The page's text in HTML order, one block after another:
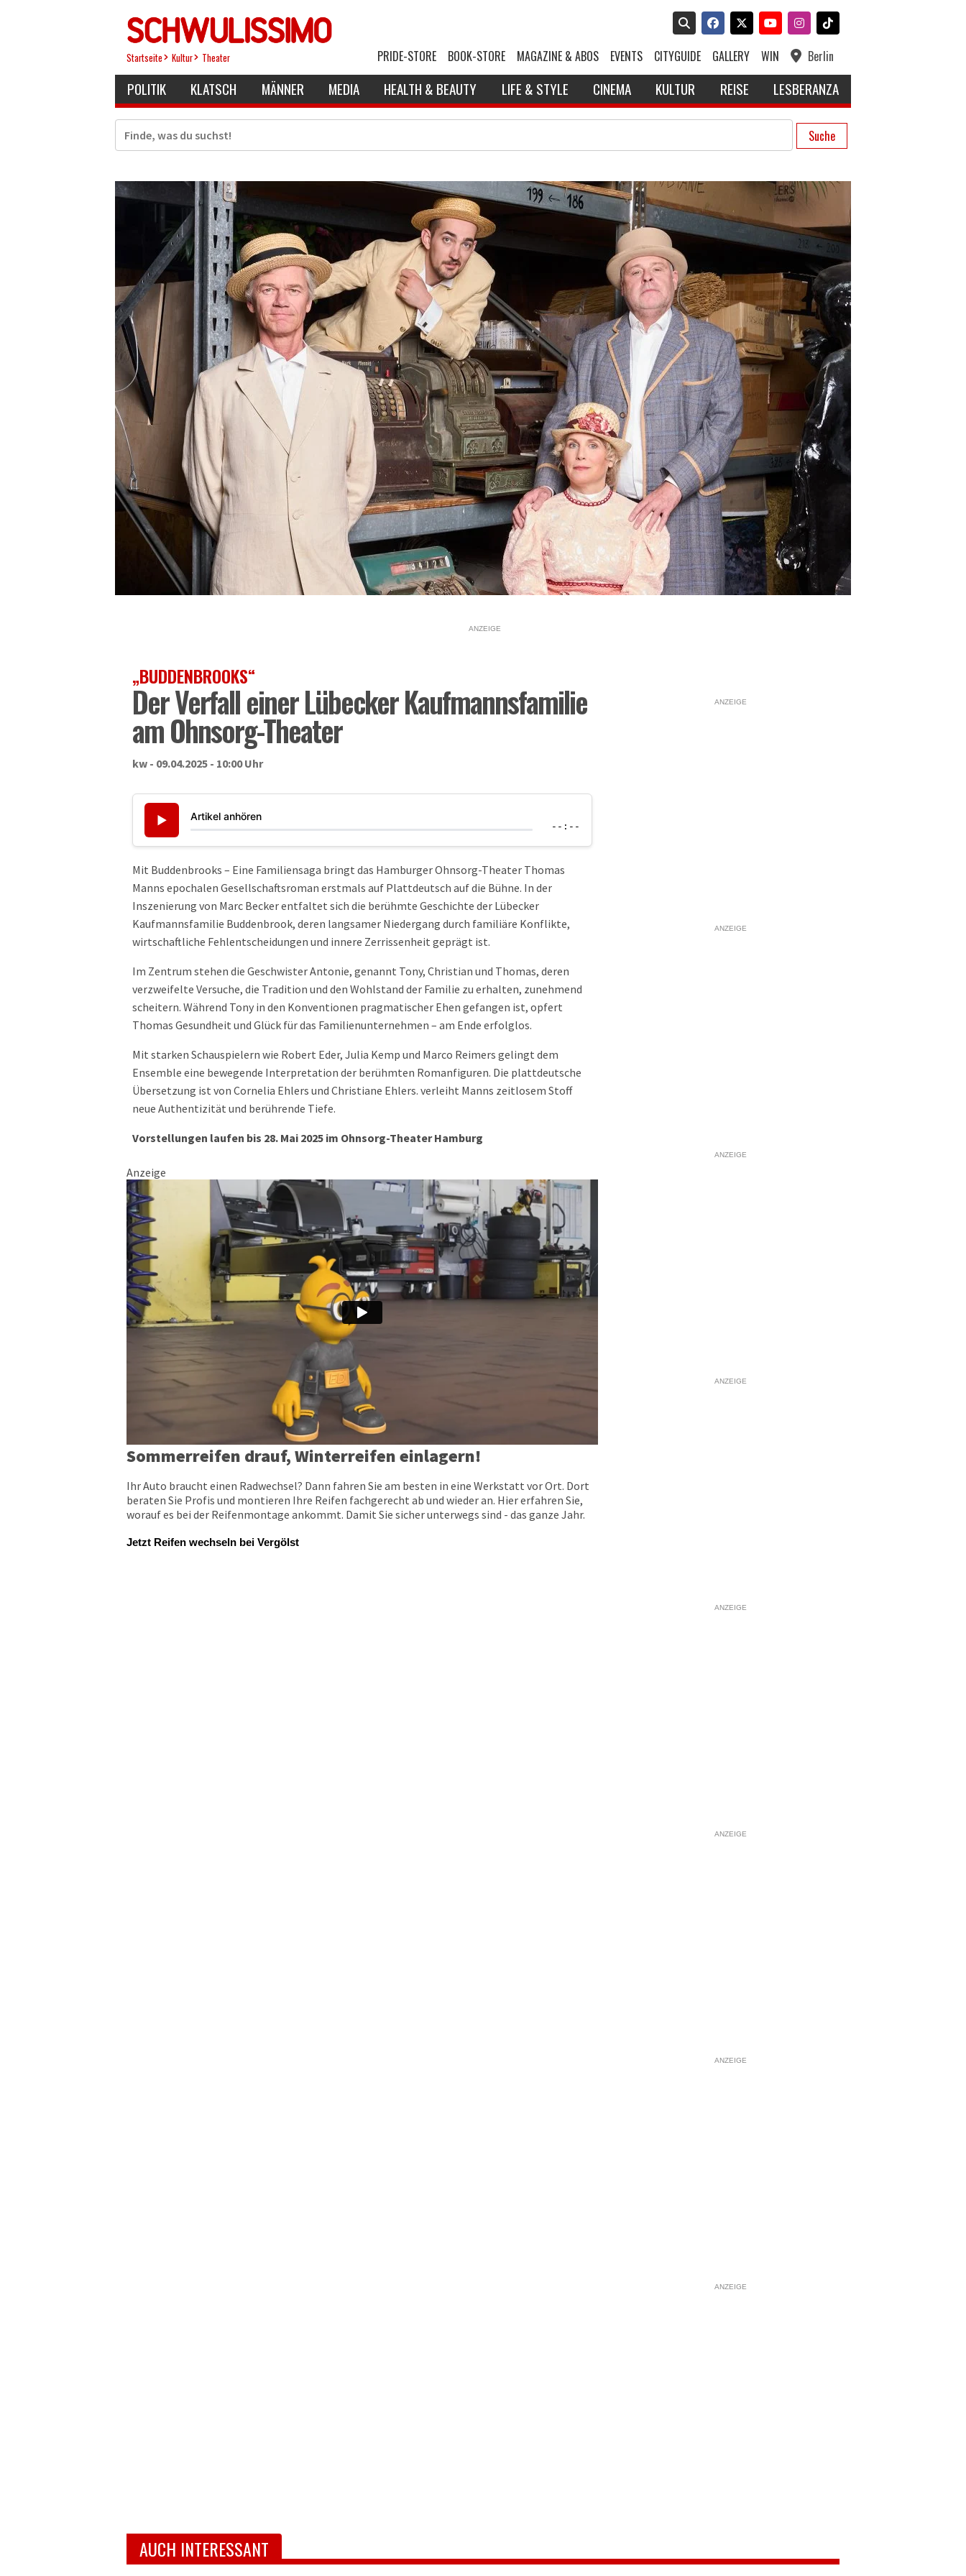
Startseite Kultur Theater PRIDE-STORE BOOK-STORE MAGAZINE & ABOS EVENTS CITYGUIDE GALLERY WIN Berlin
POLITIK KLATSCH MÄNNER MEDIA HEALTH & BEAUTY LIFE & STYLE CINEMA KULTUR REISE LESBERANZA
Suche
ANZEIGE
„BUDDENBROOKS“
Der Verfall einer Lübecker Kaufmannsfamilie
am Ohnsorg-Theater
kw - 09.04.2025 - 10:00 Uhr
▶ Artikel anhören
--:--
Mit Buddenbrooks – Eine Familiensaga bringt das Hamburger Ohnsorg-Theater Thomas
Manns epochalen Gesellschaftsroman erstmals auf Plattdeutsch auf die Bühne. In der
Inszenierung von Marc Becker entfaltet sich die berühmte Geschichte der Lübecker
Kaufmannsfamilie Buddenbrook, deren langsamer Niedergang durch familiäre Konflikte,
wirtschaftliche Fehlentscheidungen und innere Zerrissenheit geprägt ist.
Im Zentrum stehen die Geschwister Antonie, genannt Tony, Christian und Thomas, deren
verzweifelte Versuche, die Tradition und den Wohlstand der Familie zu erhalten, zunehmend
scheitern. Während Tony in den Konventionen pragmatischer Ehen gefangen ist, opfert
Thomas Gesundheit und Glück für das Familienunternehmen – am Ende erfolglos.
Mit starken Schauspielern wie Robert Eder, Julia Kemp und Marco Reimers gelingt dem
Ensemble eine bewegende Interpretation der berühmten Romanfiguren. Die plattdeutsche
Übersetzung ist von Cornelia Ehlers und Christiane Ehlers. verleiht Manns zeitlosem Stoff
neue Authentizität und berührende Tiefe.
Vorstellungen laufen bis 28. Mai 2025 im Ohnsorg-Theater Hamburg
Anzeige
Sommerreifen drauf, Winterreifen einlagern!
Ihr Auto braucht einen Radwechsel? Dann fahren Sie am besten in eine Werkstatt vor Ort. Dort
beraten Sie Profis und montieren Ihre Reifen fachgerecht ab und wieder an. Hier erfahren Sie,
worauf es bei der Reifenmontage ankommt. Damit Sie sicher unterwegs sind - das ganze Jahr.
Jetzt Reifen wechseln bei Vergölst
ANZEIGE
ANZEIGE
ANZEIGE
ANZEIGE
ANZEIGE
ANZEIGE
ANZEIGE
ANZEIGE
AUCH INTERESSANT